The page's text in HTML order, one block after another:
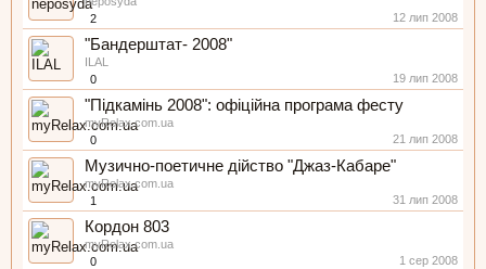
2
12 лип 2008
"Бандерштат- 2008"
ILAL
0
19 лип 2008
"Підкамінь 2008": офіційна програма фесту
myRelax.com.ua
0
21 лип 2008
Музично-поетичне дійство "Джаз-Кабаре"
myRelax.com.ua
1
31 лип 2008
Кордон 803
myRelax.com.ua
0
1 сер 2008